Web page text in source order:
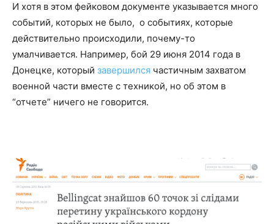
И хотя в этом фейковом документе указывается много
событий, которых не было, о событиях, которые
действительно происходили, почему-то
умалчивается. Например, бой 29 июня 2014 года в
Донецке, который завершился частичным захватом
военной части вместе с техникой, но об этом в
“отчете” ничего не говорится.